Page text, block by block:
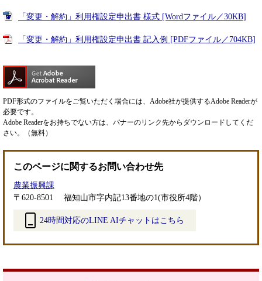
「変更・解約」利用権設定申出書 様式 [Wordファイル／30KB]
「変更・解約」利用権設定申出書 記入例 [PDFファイル／704KB]
PDF形式のファイルをご覧いただく場合には、Adobe社が提供するAdobe Readerが
必要です。
Adobe Readerをお持ちでない方は、バナーのリンク先からダウンロードしてくだ
さい。（無料）
このページに関するお問い合わせ先
農業振興課
〒620-8501
福知山市字内記13番地の1(市役所4階）
24時間対応のLINE AIチャットはこちら
リ